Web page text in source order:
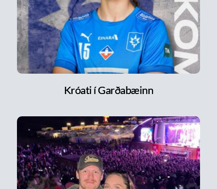
Króati í Garðabæinn